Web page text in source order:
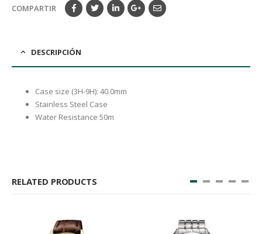
COMPARTIR
DESCRIPCIÓN
Case size (3H-9H): 40.0mm
Stainless Steel Case
Water Resistance 50m
RELATED PRODUCTS